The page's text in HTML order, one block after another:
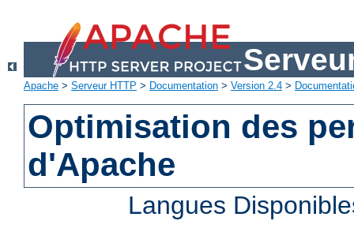
Apache > Serveur HTTP > Documentation > Version 2.4 >
Optimisation des
d'Apache
Langues